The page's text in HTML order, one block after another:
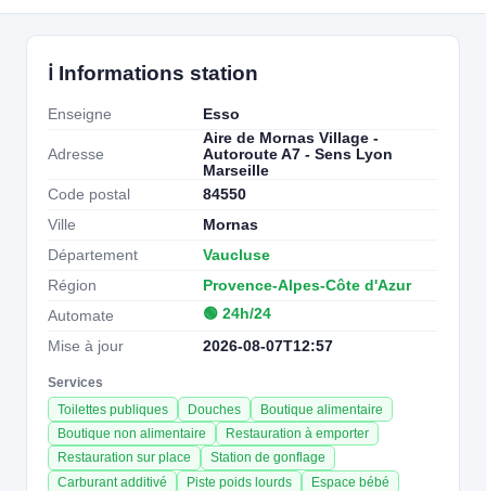
ℹ️ Informations station
Enseigne Esso
Adresse
Aire de Mornas Village -
Autoroute A7 - Sens Lyon
Marseille
Code postal
84550
Ville
Mornas
Département
Vaucluse
Région
Provence-Alpes-Côte d'Azur
Automate
🟢 24h/24
Mise à jour
2026-08-07T12:57
Services
Toilettes publiques
Douches
Boutique alimentaire
Boutique non alimentaire
Restauration à emporter
Restauration sur place
Station de gonflage
Carburant additivé
Piste poids lourds
Espace bébé